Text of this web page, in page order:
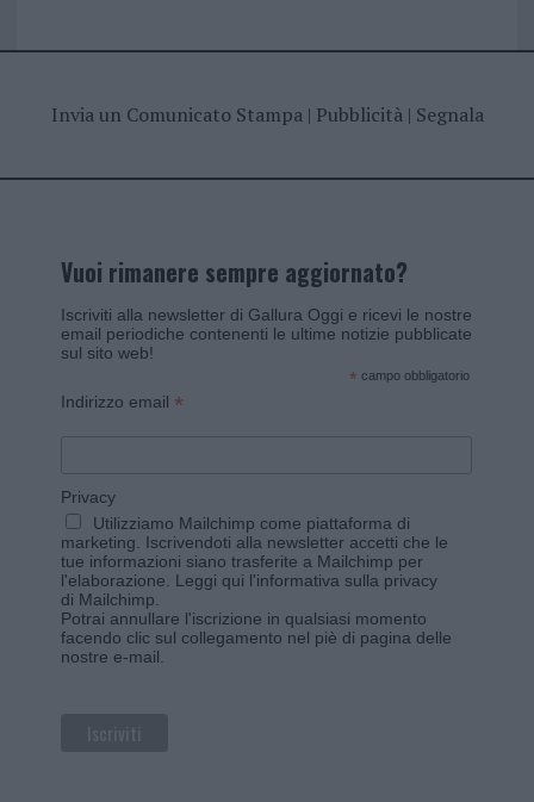
Invia un Comunicato Stampa| Pubblicità| Segnala
Vuoi rimanere sempre aggiornato?
Iscriviti alla newsletter di Gallura Oggi e ricevi le nostre
email periodiche contenenti le ultime notizie pubblicate
sul sito web!
* campo obbligatorio
Indirizzo email *
Privacy
Utilizziamo Mailchimp come piattaforma di
marketing. Iscrivendoti alla newsletter accetti che le
tue informazioni siano trasferite a Mailchimp per
l'elaborazione. Leggi qui l'informativa sulla privacy
di Mailchimp
Potrai annullare l'iscrizione in qualsiasi momento
facendo clic sul collegamento nel piè di pagina delle
nostre e-mail.